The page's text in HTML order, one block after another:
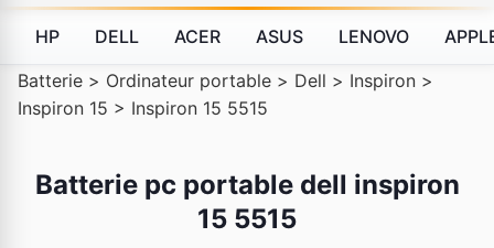
HP DELL ACER ASUS LENOVO
Batterie > Ordinateur portable > Dell > Inspiron >
Inspiron 15 > Inspiron 15 5515
Batterie pc portable dell inspiron
15 5515